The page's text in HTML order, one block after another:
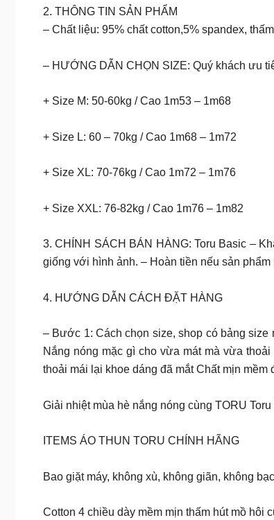
2. THÔNG TIN SẢN PHẨM
– Chất liệu: 95% chất cotton,5% spandex,
– HƯỚNG DẪN CHỌN SIZE: Quý khách ưu
+ Size M: 50-60kg / Cao 1m53 – 1m68
+ Size L: 60 – 70kg / Cao 1m68 – 1m72
+ Size XL: 70-76kg / Cao 1m72 – 1m76
+ Size XXL: 76-82kg / Cao 1m76 – 1m82
3. CHÍNH SÁCH BÁN HÀNG: Toru Basic –
giống với hình ảnh. – Hoàn tiền nếu sản
4. HƯỚNG DẪN CÁCH ĐẶT HÀNG
– Bước 1: Cách chọn size, shop có bảng
Nắng nóng mặc gì cho vừa mát mà vừa
thoải mái lại khoe dáng đã mắt Chất mịn mềm
Giải nhiệt mùa hè nắng nóng cùng TORU
ITEMS ÁO THUN TORU CHÍNH HÃNG
Bao giặt máy, không xù, không giãn, không
Cotton 4 chiều dày mềm mịn thấm hút mồ hôi